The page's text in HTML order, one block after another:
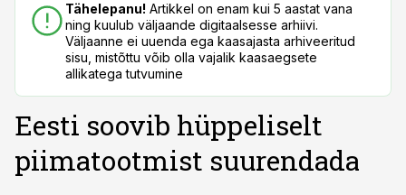
Tähelepanu! Artikkel on enam kui 5 aastat vana
ning kuulub väljaande digitaalsesse arhiivi.
Väljaanne ei uuenda ega kaasajasta arhiveeritud
sisu, mistõttu võib olla vajalik kaasaegsete
allikatega tutvumine
Eesti soovib hüppeliselt
piimatootmist suurendada